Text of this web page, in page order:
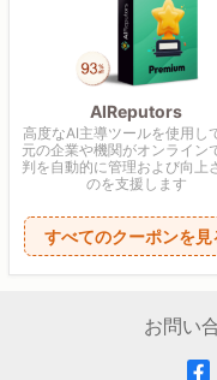
AIReputors
高度なAI主導ツールを使用し
元の企業や機関がオンライン
判を自動的に管理および向上
のを支援します
すべてのクーポンを見
お問い